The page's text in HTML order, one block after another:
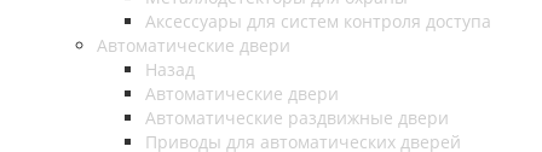
Аксессуары для систем контроля доступа
Автоматические двери
Назад
Автоматические двери
Автоматические раздвижные двери
Приводы для автоматических дверей